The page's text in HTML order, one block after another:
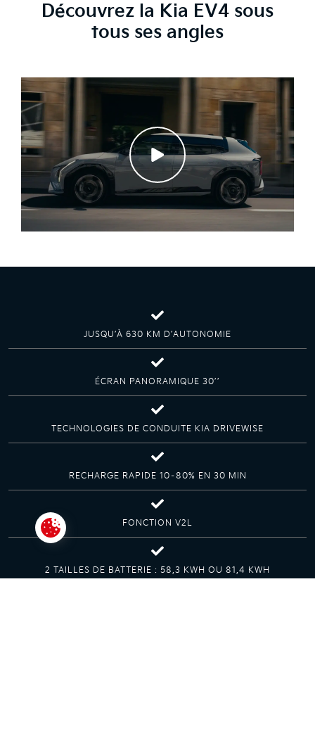
Découvrez la Kia EV4 sous
tous ses angles
Découvrir ce véhicule en vidéo
Lire la vidéo
JUSQU’À 630 KM D’AUTONOMIE
ÉCRAN PANORAMIQUE 30’’
TECHNOLOGIES DE CONDUITE KIA DRIVEWISE
RECHARGE RAPIDE 10–80% EN 30 MIN
FONCTION V2L
2 TAILLES DE BATTERIE : 58,3 KWH OU 81,4 KWH
Paramétrer les cookies